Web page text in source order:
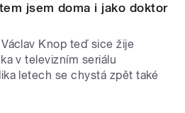
jsem doma i jako doktor
Knop teď sice žije
v televizním seriálu
letech se chystá zpět také